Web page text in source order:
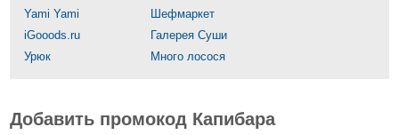
Yami Yami
Шефмаркет
iGooods.ru
Галерея Суши
Урюк
Много лосося
Добавить промокод Капибара